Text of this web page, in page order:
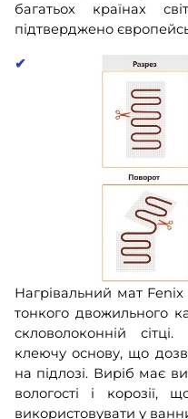
багатьох країнах
підтверджено
✔
Нагрівальний мат Fenix
тонкого двожильного
скловолоконній
клеючу основу, що
на підлозі. Виріб має
вологості і корозії,
використовувати у